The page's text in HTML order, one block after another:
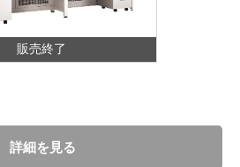
販売終了
詳細を見る